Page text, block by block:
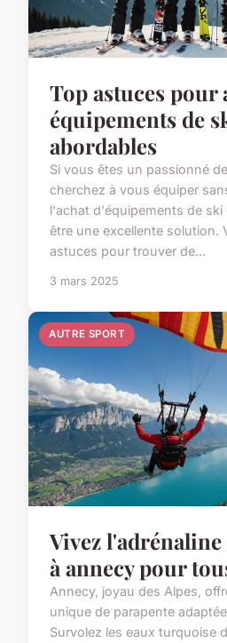
Top astuces pour
équipements de
abordables
Si vous êtes un passionné
cherchez à vous équiper
l'achat d'équipements de
être une excellente solution.
astuces pour trouver de...
3 mars 2025
AUTRE SPORT
Vivez
à annecy pour
Annecy, joyau des Alpes,
unique de parapente
Survolez les eaux turquoise